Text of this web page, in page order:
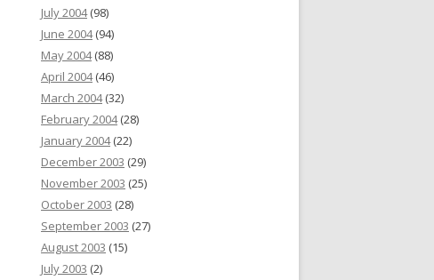
July 2004(98)
June 2004(94)
May 2004(88)
April 2004(46)
March 2004(32)
February 2004(28)
January 2004(22)
December 2003 (29)
November 2003 (25)
October 2003 (28)
September 2003 (27)
August 2003 (15)
July 2003 (2)